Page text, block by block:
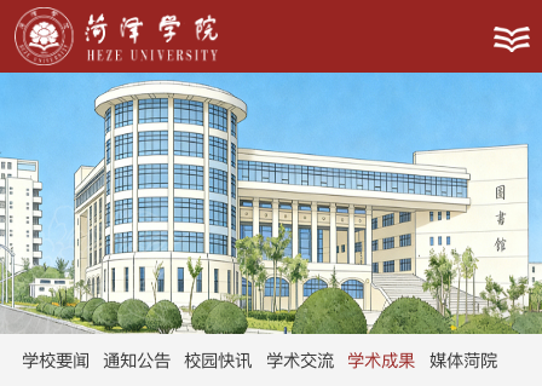
学校要闻 通知公告 校园快讯 学术交流 学术成果 媒体菏院